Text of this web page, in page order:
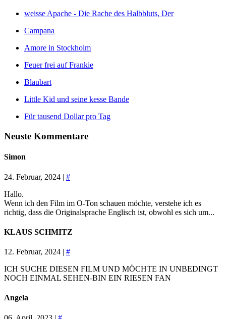
weisse Apache - Die Rache des Halbbluts, Der
Campana
Amore in Stockholm
Feuer frei auf Frankie
Blaubart
Little Kid und seine kesse Bande
Für tausend Dollar pro Tag
Neuste Kommentare
Simon
24. Februar, 2024 | #
Hallo.
Wenn ich den Film im O-Ton schauen möchte, verstehe ich es
richtig, dass die Originalsprache Englisch ist, obwohl es sich um...
KLAUS SCHMITZ
12. Februar, 2024 | #
ICH SUCHE DIESEN FILM UND MÖCHTE IN UNBEDINGT
NOCH EINMAL SEHEN-BIN EIN RIESEN FAN
Angela